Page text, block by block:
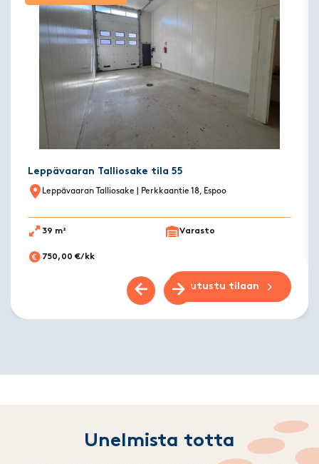
Leppävaaran Talliosake tila 55
Leppävaaran Talliosake | Perkkaantie 18, Espoo
39 m² Varasto
750,00 €/kk
Tutustu tilaan
Previous slide
Next slide
Unelmista totta